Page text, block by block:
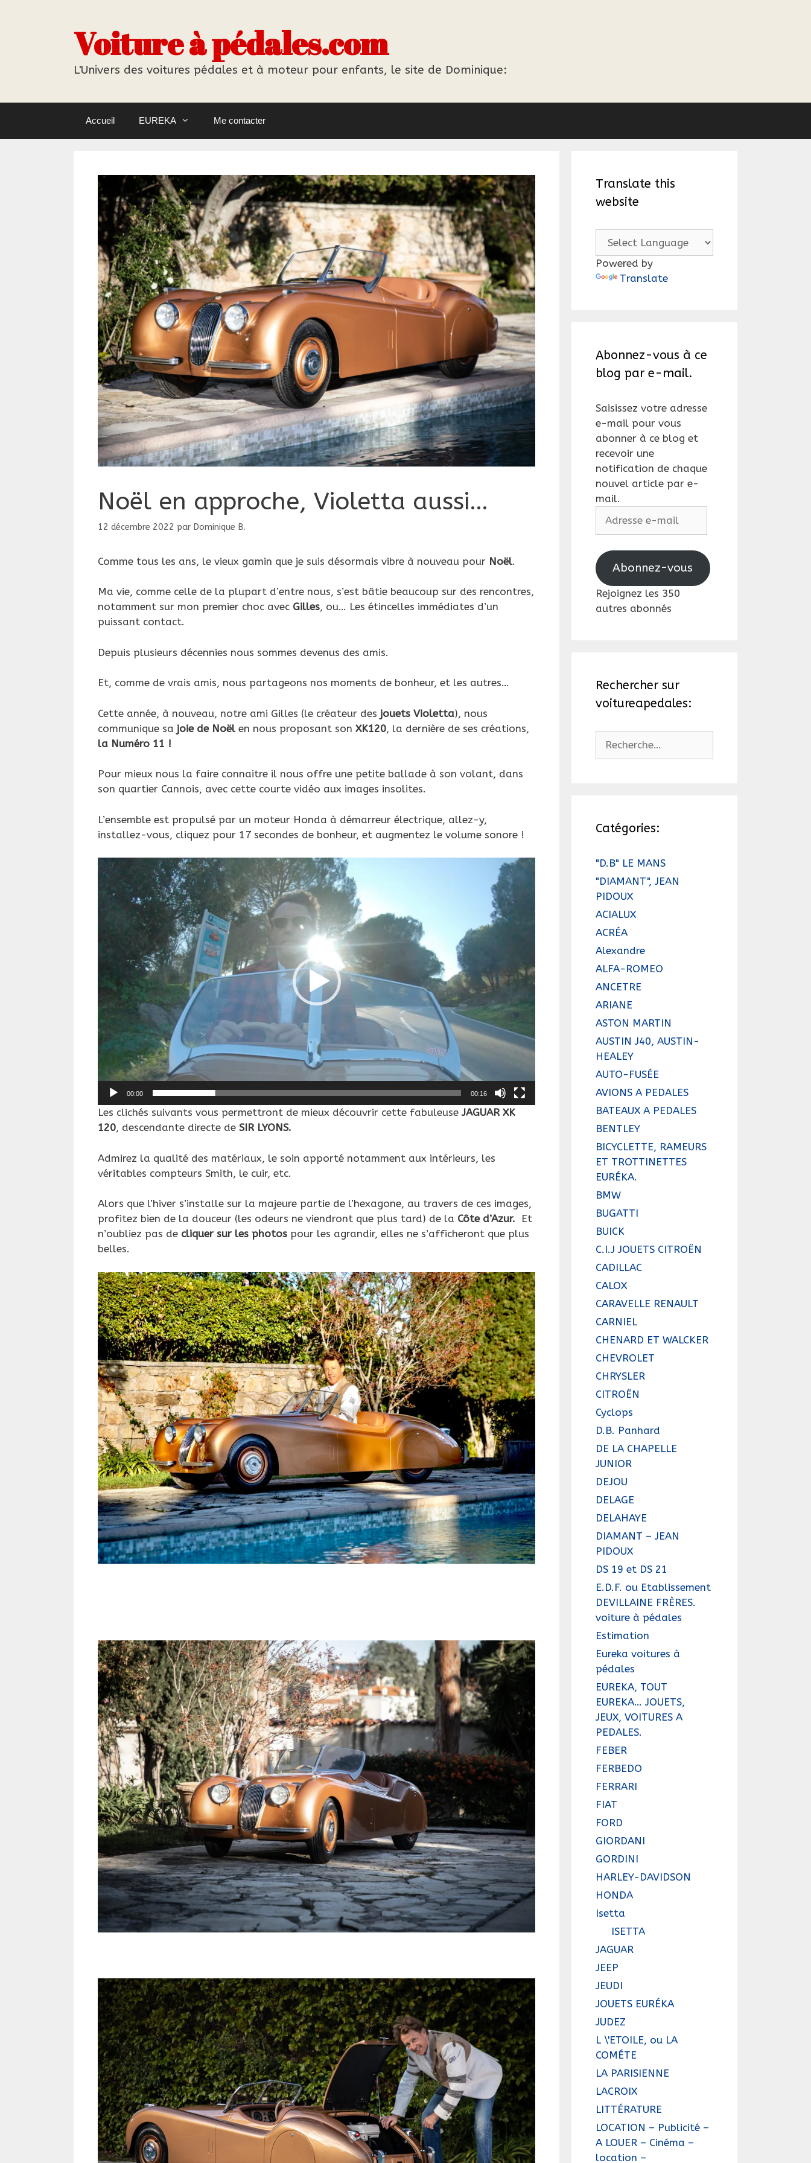
Voiture à pédales.com
L'Univers des voitures pédales et à moteur pour enfants, le site de Dominique:
Accueil EUREKA Me contacter
Noël en approche, Violetta aussi…
12 décembre 2022 par Dominique B.
Comme tous les ans, le vieux gamin que je suis désormais vibre à nouveau pour Noël.
Ma vie, comme celle de la plupart d’entre nous, s’est bâtie beaucoup sur des rencontres,
notamment sur mon premier choc avec Gilles, ou… Les étincelles immédiates d’un
puissant contact.
Depuis plusieurs décennies nous sommes devenus des amis.
Et, comme de vrais amis, nous partageons nos moments de bonheur, et les autres…
Cette année, à nouveau, notre ami Gilles (le créateur des jouets Violetta), nous
communique sa joie de Noël en nous proposant son XK120, la dernière de ses créations,
la Numéro 11 !
Pour mieux nous la faire connaitre il nous offre une petite ballade à son volant, dans
son quartier Cannois, avec cette courte vidéo aux images insolites.
L’ensemble est propulsé par un moteur Honda à démarreur électrique, allez-y,
installez-vous, cliquez pour 17 secondes de bonheur, et augmentez le volume sonore !
Lecteur
vidéo
00:00 00:16
Les clichés suivants vous permettront de mieux découvrir cette fabuleuseJAGUAR XK
120, descendante directe de SIR LYONS.
Admirez la qualité des matériaux, le soin apporté notamment aux intérieurs, les
véritables compteurs Smith, le cuir, etc.
Alors que l’hiver s’installe sur la majeure partie de l’hexagone, au travers de ces images,
profitez bien de la douceur (les odeurs ne viendront que plus tard) de la Côte d’Azur. Et
n’oubliez pas de cliquer sur les photos pour les agrandir, elles ne s’afficheront que plus
belles.
Translate this
website
Powered by
Translate
Abonnez-vous à ce
blog par e-mail.
Saisissez votre adresse
e-mail pour vous
abonner à ce blog et
recevoir une
notification de chaque
nouvel article par e-
mail.
Abonnez-vous
Rejoignez les 350
autres abonnés
Rechercher sur
voitureapedales:
Catégories:
"D.B" LE MANS
"DIAMANT", JEAN
PIDOUX
ACIALUX
ACRÉA
Alexandre
ALFA-ROMEO
ANCETRE
ARIANE
ASTON MARTIN
AUSTIN J40, AUSTIN-
HEALEY
AUTO-FUSÉE
AVIONS A PEDALES
BATEAUX A PEDALES
BENTLEY
BICYCLETTE, RAMEURS
ET TROTTINETTES
EURÉKA.
BMW
BUGATTI
BUICK
C.I.J JOUETS CITROËN
CADILLAC
CALOX
CARAVELLE RENAULT
CARNIEL
CHENARD ET WALCKER
CHEVROLET
CHRYSLER
CITROËN
Cyclops
D.B. Panhard
DE LA CHAPELLE
JUNIOR
DEJOU
DELAGE
DELAHAYE
DIAMANT – JEAN
PIDOUX
DS 19 et DS 21
E.D.F. ou Etablissement
DEVILLAINE FRÈRES.
voiture à pédales
Estimation
Eureka voitures à
pédales
EUREKA, TOUT
EUREKA… JOUETS,
JEUX, VOITURES A
PEDALES.
FEBER
FERBEDO
FERRARI
FIAT
FORD
GIORDANI
GORDINI
HARLEY-DAVIDSON
HONDA
Isetta
ISETTA
JAGUAR
JEEP
JEUDI
JOUETS EURÉKA
JUDEZ
L \'ETOILE, ou LA
COMÉTE
LA PARISIENNE
LACROIX
LITTÉRATURE
LOCATION – Publicité –
A LOUER – Cinéma –
location –